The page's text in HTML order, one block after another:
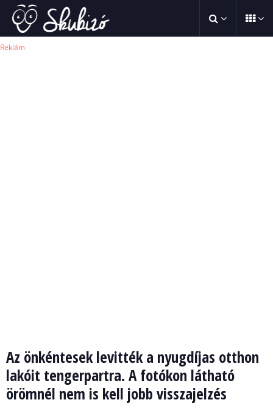
Reklám
Az önkéntesek levitték a nyugdíjas otthon
lakóit tengerpartra. A fotókon látható
örömnél nem is kell jobb visszajelzés